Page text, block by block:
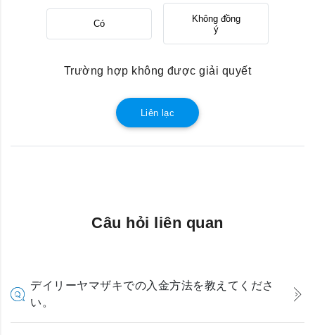
Có
Không đồng
ý
Trường hợp không được giải quyết
Liên lạc
Câu hỏi liên quan
デイリーヤマザキでの入金方法を教えてくださ
い。